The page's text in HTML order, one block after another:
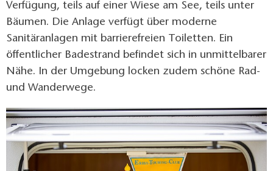
Verfügung, teils auf einer Wiese am See, teils unter
Bäumen. Die Anlage verfügt über moderne
Sanitäranlagen mit barrierefreien Toiletten. Ein
öffentlicher Badestrand befindet sich in unmittelbarer
Nähe. In der Umgebung locken zudem schöne Rad-
und Wanderwege.